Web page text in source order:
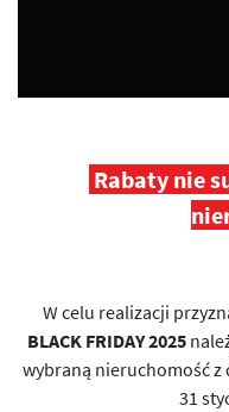
Rabaty nie
W celu realizacji
BLACK FRIDAY 2025
wybraną nieruchomość
31